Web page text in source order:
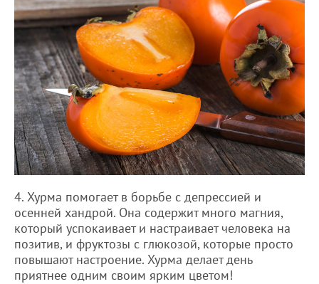
4. Хурма помогает в борьбе с депрессией и
осенней хандрой. Она содержит много магния,
который успокаивает и настраивает человека на
позитив, и фруктозы с глюкозой, которые просто
повышают настроение. Хурма делает день
приятнее одним своим ярким цветом!